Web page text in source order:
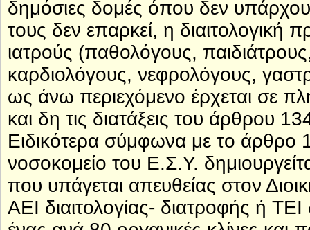
δημόσιες δομές όπου δεν
τους δεν επαρκεί, η διαιτολογική
ιατρούς (παθολόγους,
καρδιολόγους, νεφρολόγους,
ως άνω περιεχόμενο έρχεται σε
και δη τις διατάξεις του άρθρου
Ειδικότερα σύμφωνα με το
νοσοκομείο του Ε.Σ.Υ.
που υπάγεται απευθείας στον
ΑΕΙ διαιτολογίας- διατροφής ή ΤΕΙ